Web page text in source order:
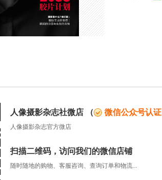
人像摄影杂志社微店 （ 微信公众号认证
人像摄影杂志官方微店
扫描二维码，访问我们的微信店铺
随时随地的购物、客服咨询、查询订单和物流...